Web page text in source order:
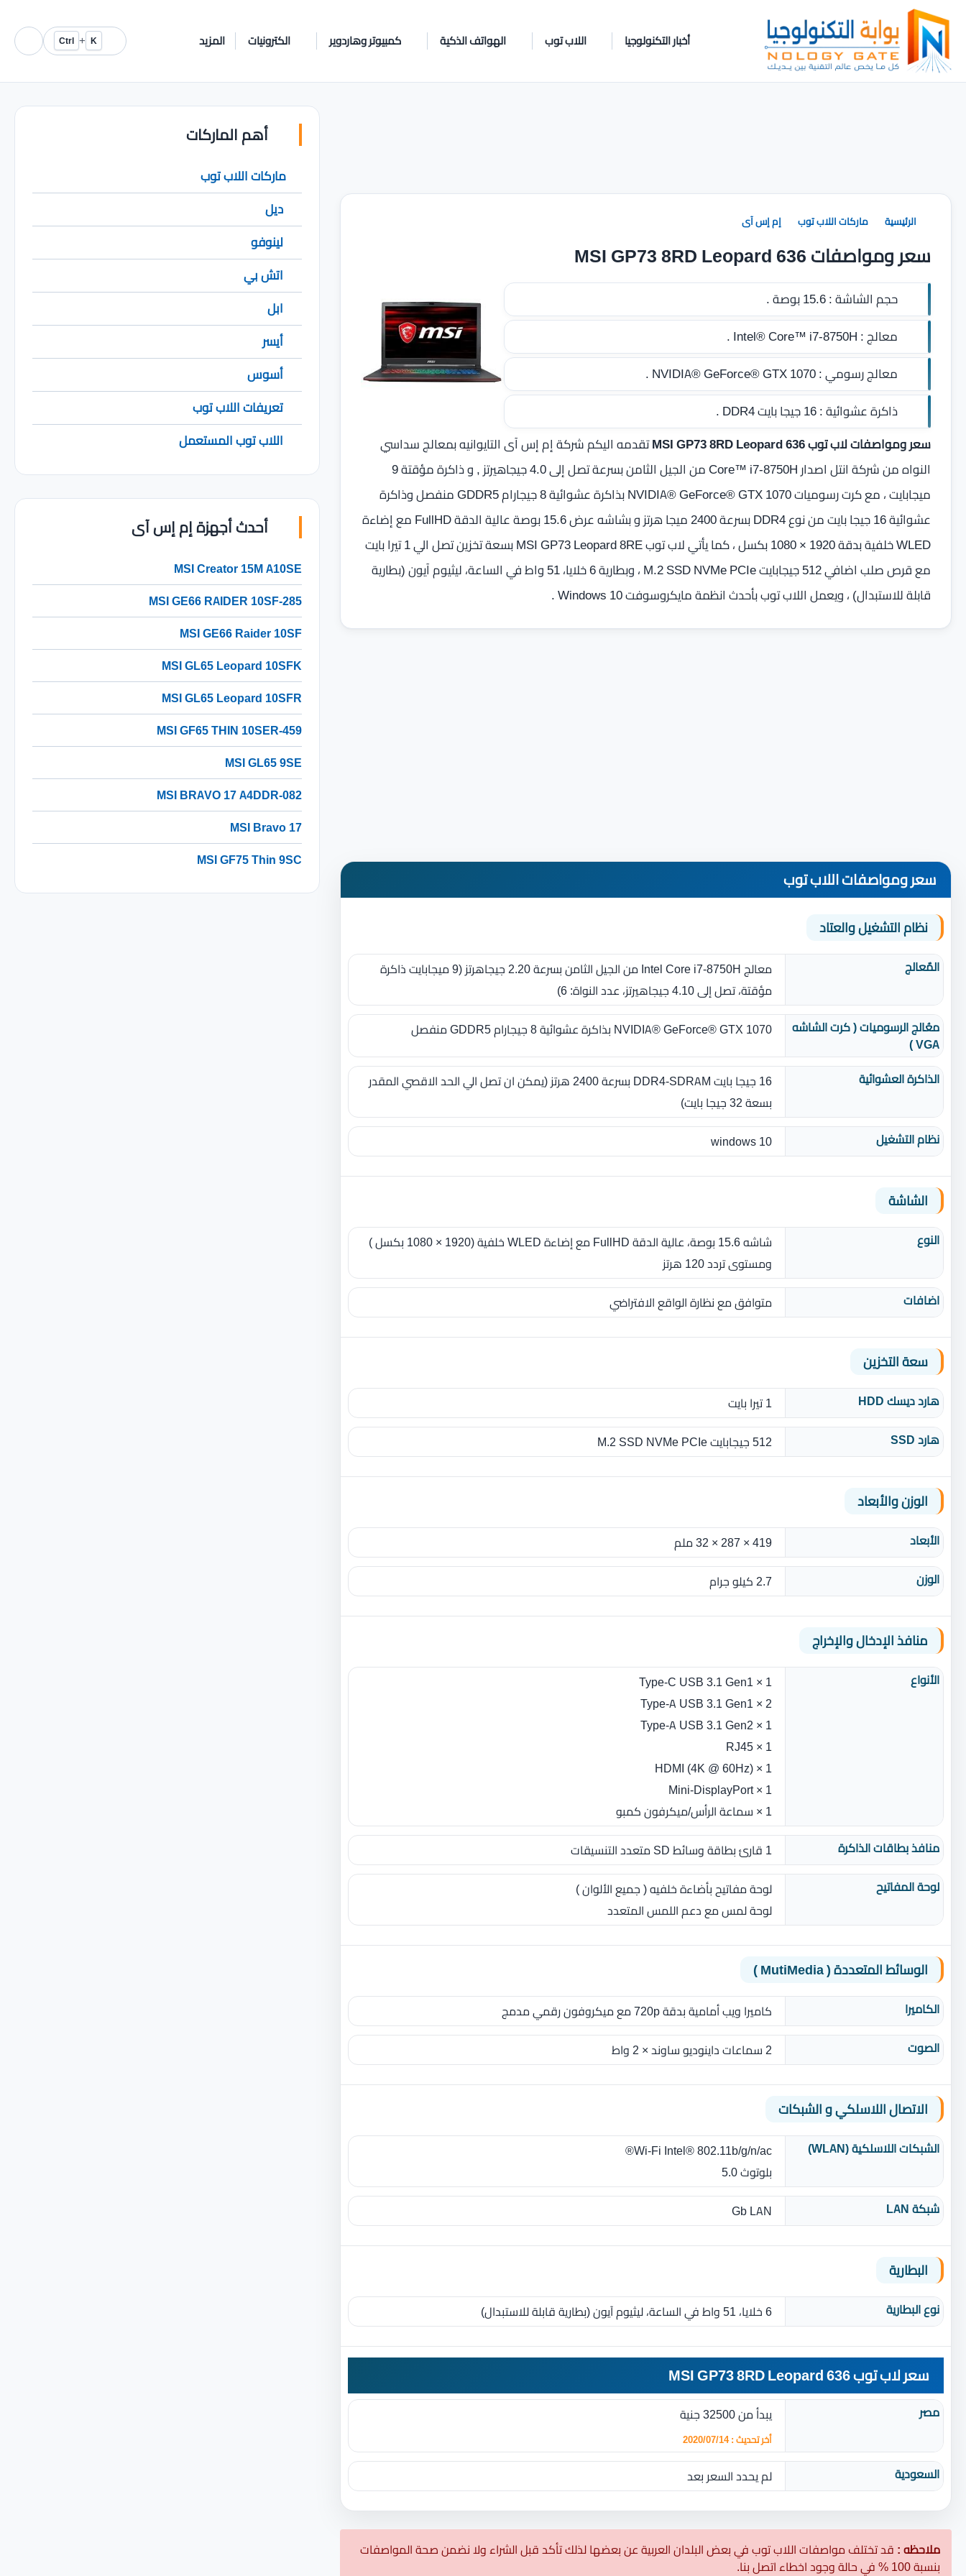
أخبار التكنولوجيا اللاب توب الهواتف الذكية كمبيوتر وهاردوير الكترونيات المزيد K
+
Ctrl
الرئيسية ماركات اللاب توب إم إس آى
سعر ومواصفات MSI GP73 8RD Leopard 636
حجم الشاشة :15.6 بوصة .
معالج :Intel® Core™ i7-8750H .
معالج رسومي :NVIDIA® GeForce® GTX 1070 .
ذاكرة عشوائية :16 جيجا بايت DDR4
.
سعر ومواصفات لاب توب MSI GP73 8RD Leopard 636
تقدمه اليكم شركة إم إس آى التايوانيه بمعالج سداسي
النواه من شركة انتل اصدار Core™ i7-8750H من الجيل الثامن بسرعة تصل إلى 4.0 جيجاهيرتز ‏, و ذاكرة مؤقتة 9
ميجابايت ، مع كرت رسوميات NVIDIA® GeForce® GTX 1070 بذاكرة عشوائية 8 جيجارام GDDR5 منفصل وذاكرة
عشوائية 16 جيجا بايت من نوع DDR4 بسرعة 2400 ميجا هرتز و بشاشه عرض ‏15.6 بوصة‏‏ عالية الدقة FullHD مع إضاءة
WLED خلفية ‏بدقة 1920 × 1080 بكسل ، كما يأتي لاب توب MSI GP73 Leopard 8RE بسعة تخزين تصل الي 1 تيرا بايت
مع قرص صلب اضافي 512 جيجابايت M.2 SSD NVMe PCIe ، وبطارية 6 خلايا، 51 واط في الساعة، ليثيوم آيون ‏(‏بطارية
قابلة للاستبدال‏)‏ ، ويعمل اللاب توب بأحدث انظمة مايكروسوفت Windows 10 .
سعر ومواصفات اللاب توب
نظام التشغيل والعتاد
المٌعالج
معالج Intel Core i7-8750H من الجيل الثامن بسرعة 2.20 جيجاهرتز ‏(‏9 ميجابايت ذاكرة
مؤقتة، تصل إلى 4.10 جيجاهيرتز، عدد النواة‏:‏ 6‏)‏
معُالج الرسوميات ( كرت الشاشه
VGA )
NVIDIA® GeForce® GTX 1070 بذاكرة عشوائية 8 جيجارام GDDR5 منفصل
الذاكرة العشوائية
16 جيجا بايت DDR4-SDRAM بسرعة 2400 هرتز (يمكن ان تصل الي الحد الاقصي المقدر
بسعة 32 جيجا بايت)
نظام التشغيل
windows 10
الشاشة
النوع
شاشه ‏15.6‏‏ بوصة، عالية الدقة FullHD مع إضاءة WLED خلفية ‏(‏1920 × 1080 بكسل )‏
ومستوى تردد 120 هرتز
اضافات
متوافق مع نظارة الواقع الافتراضي‎
سعة التخزين
هارد ديسك HDD
1 تيرا بايت
هارد SSD
512 جيجابايت M.2 SSD NVMe PCIe
الوزن والأبعاد
الأبعاد
419 × 287 × 32 ملم
الوزن
2.7 كيلو جرام
منافذ الإدخال والإخراج
الأنواع
1 × Type-C USB 3.1 Gen1
2 × Type-A USB 3.1 Gen1
1 × Type-A USB 3.1 Gen2
1 × RJ45
1 × (4K @ 60Hz) HDMI
1 × Mini-DisplayPort
1 × سماعة الرأس/ميكرفون كمبو
منافذ بطاقات الذاكرة
1 قارئ بطاقة وسائط SD متعدد التنسيقات
لوحة المفاتيح
لوحة مفاتيح بأضاءة خلفيه ( جميع الألوان )
لوحة لمس مع دعم اللمس المتعدد
الوسائط المتعددة ( MutiMedia )
الكاميرا
كاميرا ويب أمامية بدقة 720p مع ميكروفون رقمي مدمج
الصوت
2 سماعات داينوديو ساوند × 2 واط‎
الاتصال اللاسلكي و الشبكات
الشبكات اللاسلكية (WLAN)
Intel® 802.11b/g/n/ac‏ Wi‎-Fi®
بلوتوث 5.0
شبكة LAN
Gb LAN
البطارية
نوع البطارية‏ 6 خلايا، 51 واط في الساعة، ليثيوم آيون ‏(‏بطارية قابلة للاستبدال‏)‏
سعر لاب توب MSI GP73 8RD Leopard 636
مصر يبدأ من 32500 جنية
أخر تحديث : 2020/07/14
السعودية لم يحدد السعر بعد
ملاحظه : قد تختلف مواصفات اللاب توب في بعض البلدان العربية عن بعضها لذلك تأكد قبل الشراء ولا نضمن صحة المواصفات
بنسبة 100 % في حالة وجود اخطاء اتصل بنا.
أهم الماركات
ماركات اللاب توب
ديل
لينوفو
اتش بي
ابل
أيسر
أسوس
تعريفات اللاب توب
اللاب توب المستعمل
أحدث أجهزة إم إس آى
MSI Creator 15M A10SE
MSI GE66 RAIDER 10SF-285
MSI GE66 Raider 10SF
MSI GL65 Leopard 10SFK
MSI GL65 Leopard 10SFR
MSI GF65 THIN 10SER-459
MSI GL65 9SE
MSI BRAVO 17 A4DDR-082
MSI Bravo 17
MSI GF75 Thin 9SC